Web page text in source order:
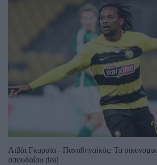
Λιβάι Γκαρσία - Παναθηναϊκός: Τα
σπουδαίου deal